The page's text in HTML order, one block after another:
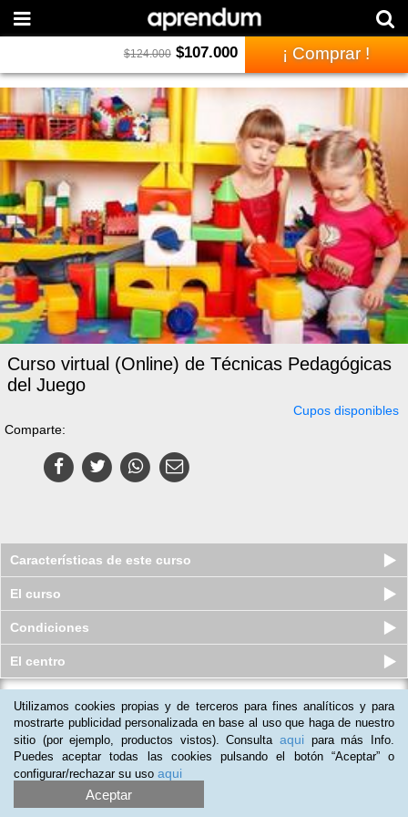
$124.000 $107.000 ¡ Comprar !
Curso virtual (Online) de Técnicas Pedagógicas
del Juego
Cupos disponibles
Comparte:
Características de este curso
El curso
Condiciones
El centro
Curso virtual (Online) de
Coordinador/a de Comedores
Escolares
Cupos disponibles
251.000
Utilizamos cookies propias y de terceros para fines analíticos y para
mostrarte publicidad personalizada en base al uso que haga de nuestro
sitio (por ejemplo, productos vistos). Consulta aqui para más Info.
Puedes aceptar todas las cookies pulsando el botón “Aceptar” o
configurar/rechazar su uso aqui
Aceptar